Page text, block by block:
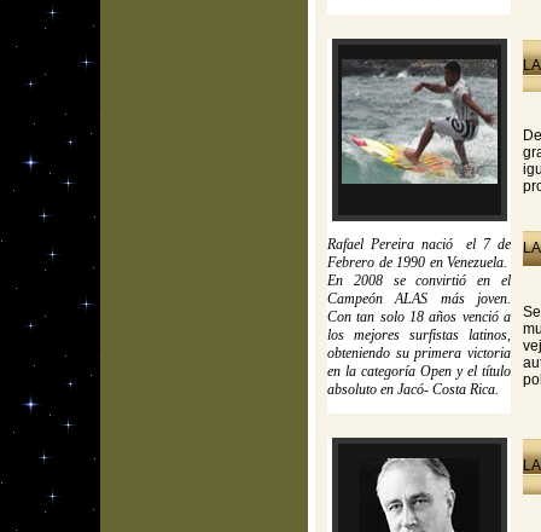
Rafael Pereira nació el 7 de
Febrero de 1990 en Venezuela.
En 2008 se convirtió en el
Campeón ALAS más joven.
Con tan solo 18 años venció a
los mejores surfistas latinos,
obteniendo su primera victoria
en la categoría Open y el título
absoluto en Jacó- Costa Rica.